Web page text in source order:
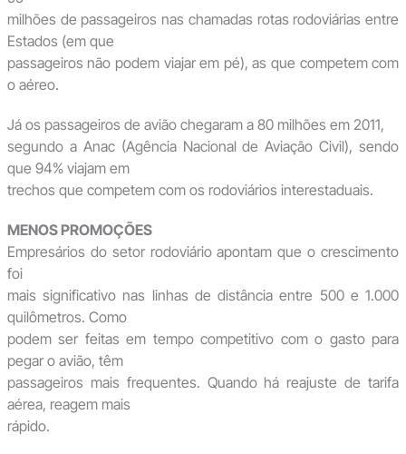
milhões de passageiros nas chamadas rotas rodoviárias entre
Estados (em que
passageiros não podem viajar em pé), as que competem com
o aéreo.
Já os passageiros de avião chegaram a 80 milhões em 2011,
segundo a Anac (Agência Nacional de Aviação Civil), sendo
que 94% viajam em
trechos que competem com os rodoviários interestaduais.
MENOS PROMOÇÕES
Empresários do setor rodoviário apontam que o crescimento
foi
mais significativo nas linhas de distância entre 500 e 1.000
quilômetros. Como
podem ser feitas em tempo competitivo com o gasto para
pegar o avião, têm
passageiros mais frequentes. Quando há reajuste de tarifa
aérea, reagem mais
rápido.